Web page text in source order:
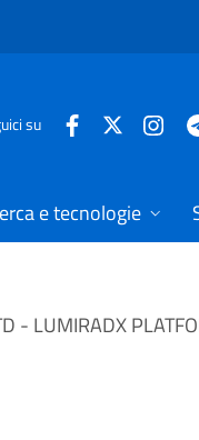
su
e tecnologie
- LUMIRADX